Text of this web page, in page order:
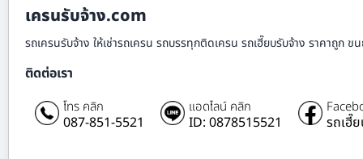
เครนรับจ้าง.com
รถเครนรับจ้าง ให้เช่ารถเครน รถบรรทุกติดเครน รถเฮี๊ยบรับจ้าง ราคาถูก
ติดต่อเรา
โทร คลิก
087-851-5521
แอดไลน์ คลิก
ID: 0878515521 รถเฮี๊